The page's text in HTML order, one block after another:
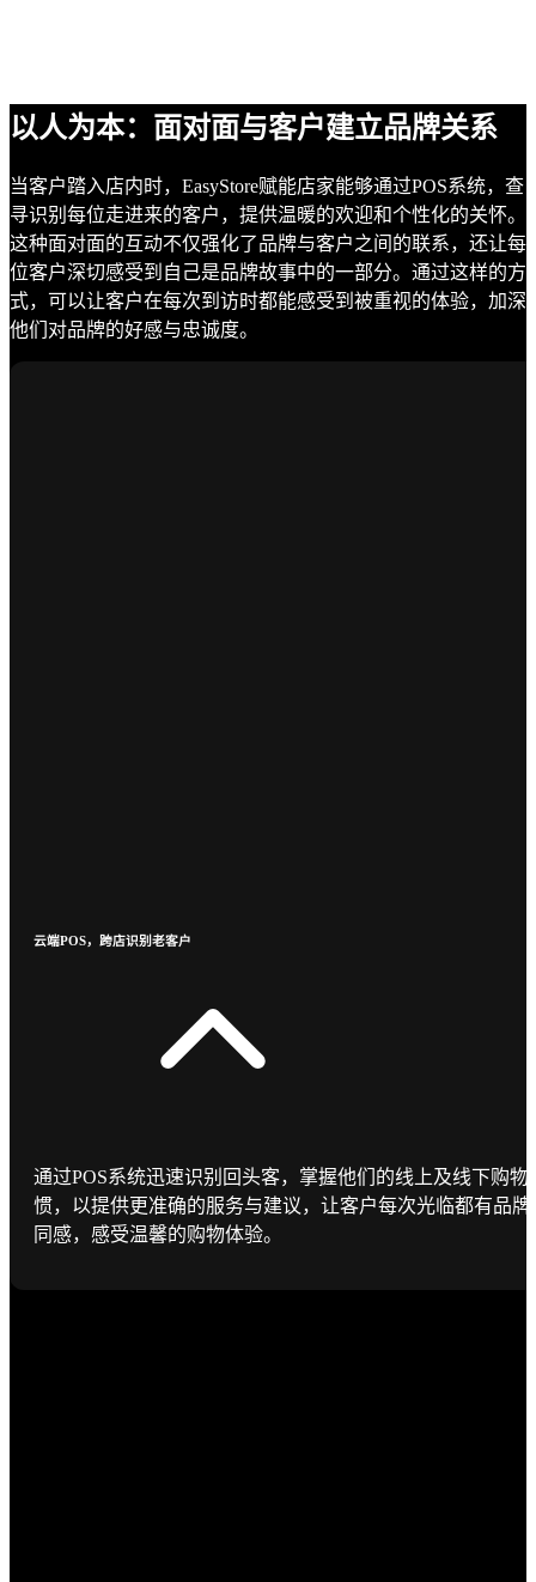
以人为本：面对面与客户建立品牌关系
当客户踏入店内时，EasyStore赋能店家能够通过POS系统，查
寻识别每位走进来的客户，提供温暖的欢迎和个性化的关怀。
这种面对面的互动不仅强化了品牌与客户之间的联系，还让每
位客户深切感受到自己是品牌故事中的一部分。通过这样的方
式，可以让客户在每次到访时都能感受到被重视的体验，加深
他们对品牌的好感与忠诚度。
云端POS，跨店识别老客户
通过POS系统迅速识别回头客，掌握他们的线上及线下购物
惯，以提供更准确的服务与建议，让客户每次光临都有品牌
同感，感受温馨的购物体验。